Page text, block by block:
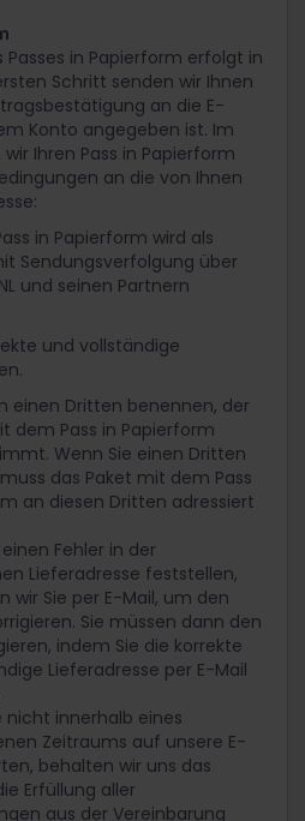
Passes in Papierform erfolgt in
Schritt senden wir Ihnen
an die E-
Konto angegeben ist. Im
Ihren Pass in Papierform
an die von Ihnen
in Papierform wird als
Sendungsverfolgung über
und seinen Partnern
und vollständige
einen Dritten benennen, der
dem Pass in Papierform
Wenn Sie einen Dritten
das Paket mit dem Pass
an diesen Dritten adressiert
Fehler in der
Lieferadresse feststellen,
wir Sie per E-Mail, um den
Sie müssen dann den
indem Sie die korrekte
Lieferadresse per E-Mail
nicht innerhalb eines
Zeitraums auf unsere E-
behalten wir uns das
Erfüllung aller
aus der Vereinbarung